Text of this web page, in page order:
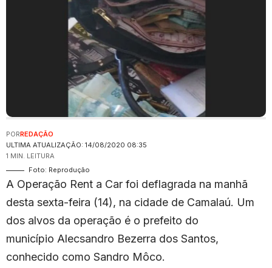
ULTIMA ATUALIZAÇÃO: 14/08/2020 08:35
PORREDAÇÃO
1 MIN. LEITURA
Foto: Reprodução
A Operação Rent a Car foi deflagrada na manhã
desta sexta-feira (14), na cidade de Camalaú. Um
dos alvos da operação é o prefeito do
município Alecsandro Bezerra dos Santos,
conhecido como Sandro Môco.